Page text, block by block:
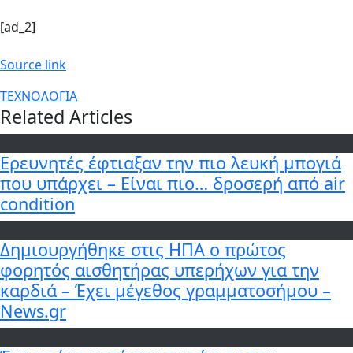
[ad_2]
Source link
ΤΕΧΝΟΛΟΓΙΑ
Related Articles
Ερευνητές έφτιαξαν την πιο λευκή μπογιά
που υπάρχει – Είναι πιο… δροσερή από air
condition
Δημιουργήθηκε στις ΗΠΑ ο πρώτος
φορητός αισθητήρας υπερήχων για την
καρδιά – Έχει μέγεθος γραμματοσήμου –
News.gr